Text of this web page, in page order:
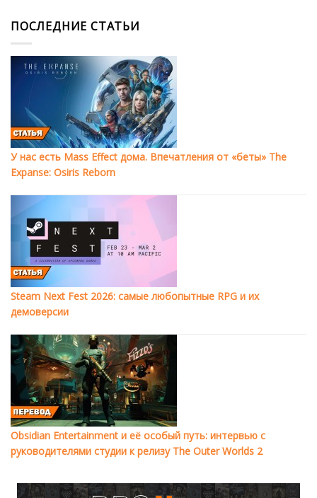
ПОСЛЕДНИЕ СТАТЬИ
У нас есть Mass Effect дома. Впечатления от «беты» The
Expanse: Osiris Reborn
Steam Next Fest 2026: самые любопытные RPG и их
демоверсии
Obsidian Entertainment и её особый путь: интервью с
руководителями студии к релизу The Outer Worlds 2